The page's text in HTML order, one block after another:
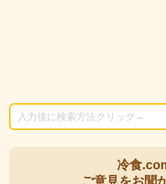
冷食
ご意見をお聞